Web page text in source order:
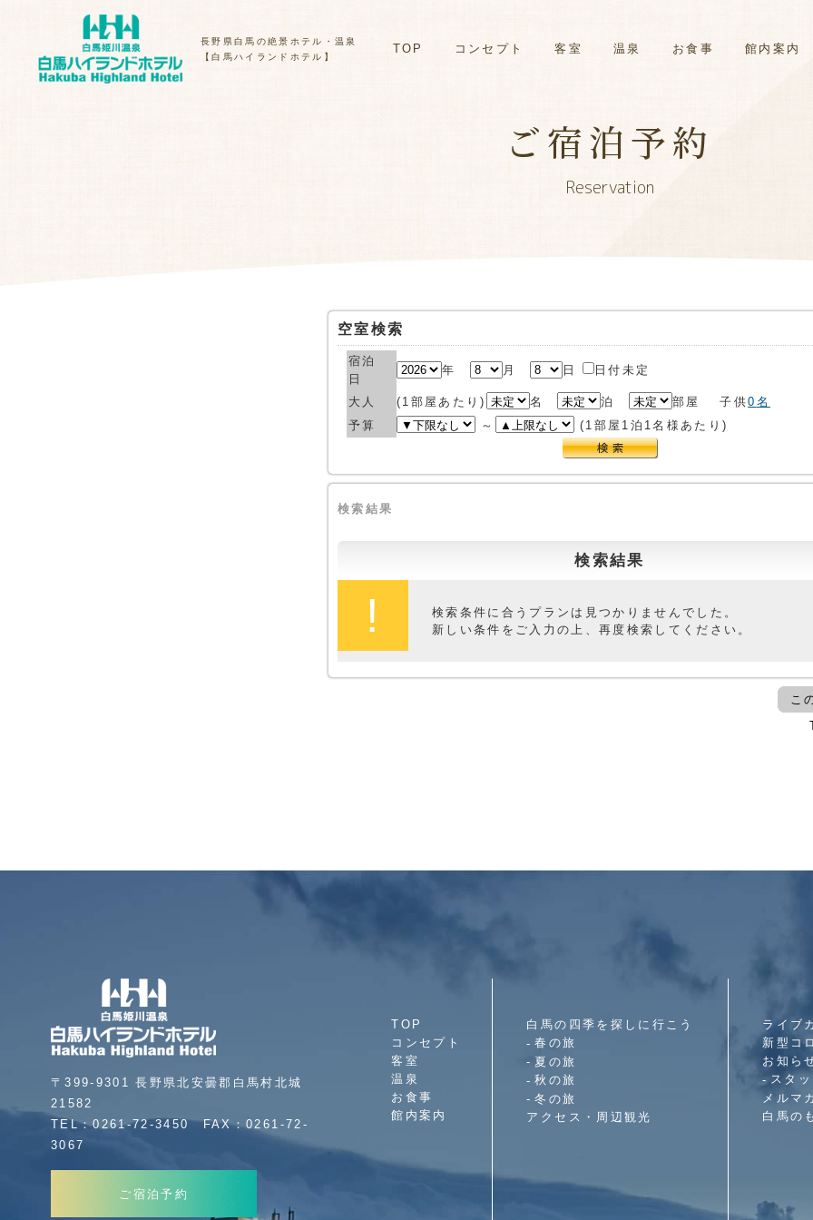
長野県白馬の絶景ホテル・温泉
【白馬ハイランドホテル】
TOP コンセプト 客室 温泉 お食事 館内案内
ご宿泊予約
Reservation
空室検索
宿泊
日
年 月 日 日付未定
大人 (1部屋あたり) 名 泊 部屋子供0 名
予算
～ (1部屋1泊1名様あたり)
検索結果
検索結果
!
検索条件に合うプランは見つかりませんでした。
新しい条件をご入力の上、再度検索してください。
こ
〒399-9301 長野県北安曇郡白馬村北城
21582
TEL：0261-72-3450
FAX：0261-72-
3067
ご宿泊予約
TOP
コンセプト
客室
温泉
お食事
館内案内
白馬の四季を探しに行こう
春の旅
夏の旅
秋の旅
冬の旅
アクセス・周辺観光
ライブ
新型コ
お知ら
スタ
メルマ
白馬の